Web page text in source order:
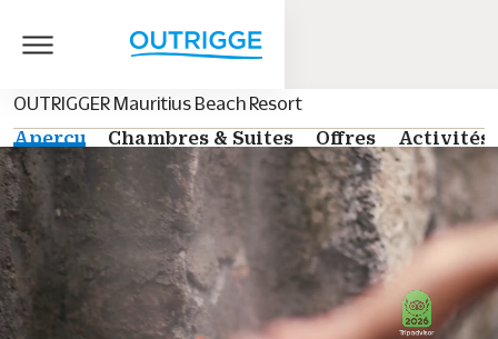
OUTRIGGER Mauritius Beach Resort
Aperçu
Chambres & Suites Offres Activités